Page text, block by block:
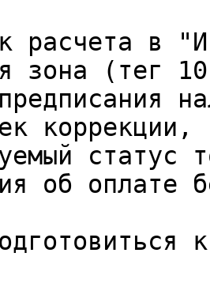
расчета в
зона (тег
статус
об оплате